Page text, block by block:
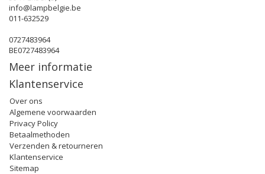
info@lampbelgie.be
011-632529
0727483964
BE0727483964
Meer informatie
Klantenservice
Over ons
Algemene voorwaarden
Privacy Policy
Betaalmethoden
Verzenden & retourneren
Klantenservice
Sitemap